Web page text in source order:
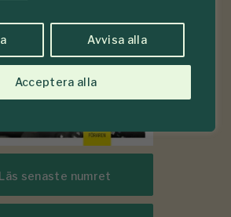
Avvisa alla
Acceptera alla
Läs senaste numret